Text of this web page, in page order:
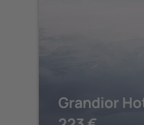
Grandior